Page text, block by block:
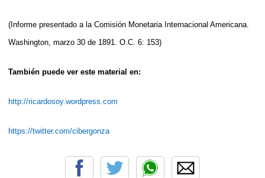
(Informe presentado a la Comisión Monetaria Internacional Americana.
Washington, marzo 30 de 1891. O.C. 6: 153)
También puede ver este material en:
http://ricardosoy.wordpress.com
https://twitter.com/cibergonza